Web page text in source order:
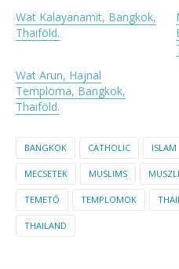
Wat Kalayanamit, Bangkok,
Thaiföld.
Wat Arun, Hajnal
Temploma, Bangkok,
Thaiföld.
BANGKOK CATHOLIC ISLAM
MECSETEK MUSLIMS
TEMETŐ TEMPLOMOK
THAILAND